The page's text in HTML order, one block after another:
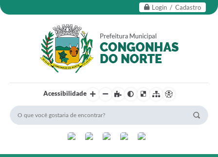
Login / Cadastro
Acessibilidade